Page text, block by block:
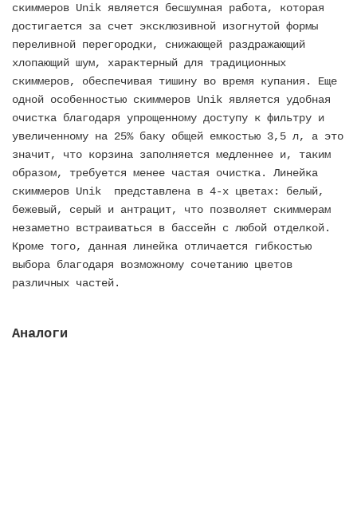
скиммеров Unik является бесшумная работа, которая
достигается за счет эксклюзивной изогнутой формы
переливной перегородки, снижающей раздражающий
хлопающий шум, характерный для традиционных
скиммеров, обеспечивая тишину во время купания. Еще
одной особенностью скиммеров Unik является удобная
очистка благодаря упрощенному доступу к фильтру и
увеличенному на 25% баку общей емкостью 3,5 л, а это
значит, что корзина заполняется медленнее и, таким
образом, требуется менее частая очистка. Линейка
скиммеров Unik представлена в 4-х цветах: белый,
бежевый, серый и антрацит, что позволяет скиммерам
незаметно встраиваться в бассейн с любой отделкой.
Кроме того, данная линейка отличается гибкостью
выбора благодаря возможному сочетанию цветов
различных частей.
Аналоги